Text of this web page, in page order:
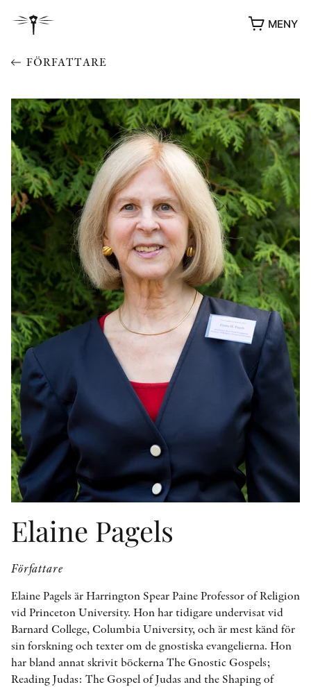
MENY
YUKIKO OCH PATRIK MÖTER
STOLPE STORIES
VIDEOGALLERI
UTMÄRKELSER
ÖVRIGA FORMAT
KONTAKT
PRESSKONTAKT
PEER REVIEW-PROCESSEN
FÖRFATTARE
Elaine Pagels
Författare
Elaine Pagels är Harrington Spear Paine Professor of Religion
vid Princeton University. Hon har tidigare undervisat vid
Barnard College, Columbia University, och är mest känd för
sin forskning och texter om de gnostiska evangelierna. Hon
har bland annat skrivit böckerna The Gnostic Gospels;
Reading Judas: The Gospel of Judas and the Shaping of